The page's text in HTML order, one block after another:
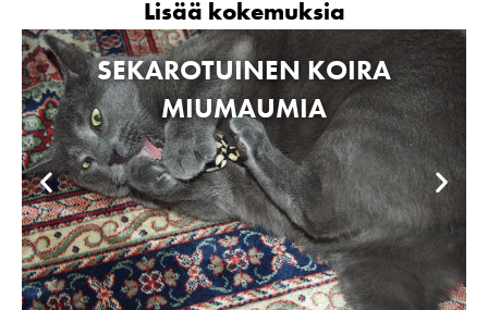
Lisää kokemuksia
SEKAROTUINEN KOIRA
MIUMAUMIA